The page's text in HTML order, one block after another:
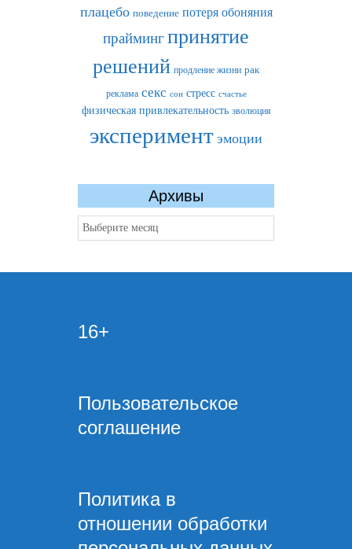
плацебо поведение потеря обоняния
праймингпринятие
решений продление жизни рак
реклама секс сон стресс счастье
физическая привлекательность эволюция
эксперимент эмоции
Архивы
Архивы
16+
Пользовательское
соглашение
Политика в
отношении обработки